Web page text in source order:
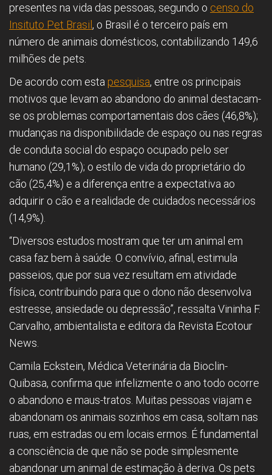
presentes na vida das pessoas, segundo o censo do
Insituto Pet Brasil, o Brasil é o terceiro país em
número de animais domésticos, contabilizando 149,6
milhões de pets.
De acordo com esta pesquisa, entre os principais
motivos que levam ao abandono do animal destacam-
se os problemas comportamentais dos cães (46,8%);
mudanças na disponibilidade de espaço ou nas regras
de conduta social do espaço ocupado pelo ser
humano (29,1%); o estilo de vida do proprietário do
cão (25,4%) e a diferença entre a expectativa ao
adquirir o cão e a realidade de cuidados necessários
(14,9%).
“Diversos estudos mostram que ter um animal em
casa faz bem à saúde. O convívio, afinal, estimula
passeios, que por sua vez resultam em atividade
física, contribuindo para que o dono não desenvolva
estresse, ansiedade ou depressão”, ressalta Vininha F.
Carvalho, ambientalista e editora da Revista Ecotour
News.
Camila Eckstein, Médica Veterinária da Bioclin-
Quibasa, confirma que infelizmente o ano todo ocorre
o abandono e maus-tratos. Muitas pessoas viajam e
abandonam os animais sozinhos em casa, soltam nas
ruas, em estradas ou em locais ermos. É fundamental
a consciência de que não se pode simplesmente
abandonar um animal de estimação à deriva. Os pets